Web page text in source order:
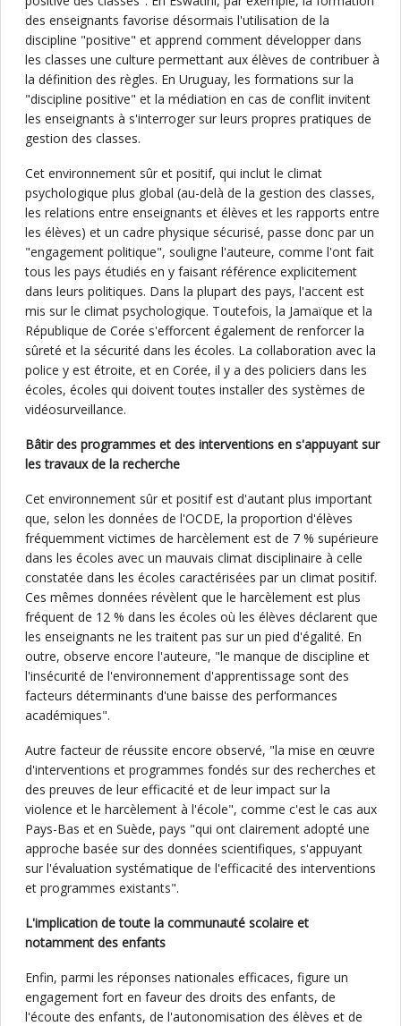
des enseignants favorise désormais l'utilisation de la
discipline "positive" et apprend comment développer dans
les classes une culture permettant aux élèves de contribuer à
la définition des règles. En Uruguay, les formations sur la
"discipline positive" et la médiation en cas de conflit invitent
les enseignants à s'interroger sur leurs propres pratiques de
gestion des classes.
Cet environnement sûr et positif, qui inclut le climat
psychologique plus global (au-delà de la gestion des classes,
les relations entre enseignants et élèves et les rapports entre
les élèves) et un cadre physique sécurisé, passe donc par un
"engagement politique", souligne l'auteure, comme l'ont fait
tous les pays étudiés en y faisant référence explicitement
dans leurs politiques. Dans la plupart des pays, l'accent est
mis sur le climat psychologique. Toutefois, la Jamaïque et la
République de Corée s'efforcent également de renforcer la
sûreté et la sécurité dans les écoles. La collaboration avec la
police y est étroite, et en Corée, il y a des policiers dans les
écoles, écoles qui doivent toutes installer des systèmes de
vidéosurveillance.
Bâtir des programmes et des interventions en s'appuyant sur
les travaux de la recherche
Cet environnement sûr et positif est d'autant plus important
que, selon les données de l'OCDE, la proportion d'élèves
fréquemment victimes de harcèlement est de 7 % supérieure
dans les écoles avec un mauvais climat disciplinaire à celle
constatée dans les écoles caractérisées par un climat positif.
Ces mêmes données révèlent que le harcèlement est plus
fréquent de 12 % dans les écoles où les élèves déclarent que
les enseignants ne les traitent pas sur un pied d'égalité. En
outre, observe encore l'auteure, "le manque de discipline et
l'insécurité de l'environnement d'apprentissage sont des
facteurs déterminants d'une baisse des performances
académiques".
Autre facteur de réussite encore observé, "la mise en œuvre
d'interventions et programmes fondés sur des recherches et
des preuves de leur efficacité et de leur impact sur la
violence et le harcèlement à l'école", comme c'est le cas aux
Pays-Bas et en Suède, pays "qui ont clairement adopté une
approche basée sur des données scientifiques, s'appuyant
sur l'évaluation systématique de l'efficacité des interventions
et programmes existants".
L'implication de toute la communauté scolaire et
notamment des enfants
Enfin, parmi les réponses nationales efficaces, figure un
engagement fort en faveur des droits des enfants, de
l'écoute des enfants, de l'autonomisation des élèves et de